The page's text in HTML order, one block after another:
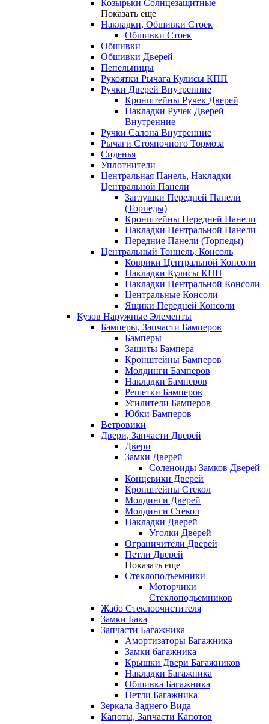
Козырьки Солнцезащитные
Показать еще
Накладки, Обшивки Стоек
Обшивки Стоек
Обшивки
Обшивки Дверей
Пепельницы
Рукоятки Рычага Кулисы КПП
Ручки Дверей Внутренние
Кронштейны Ручек Дверей
Накладки Ручек Дверей
Внутренние
Ручки Салона Внутренние
Рычаги Стояночного Тормоза
Сиденья
Уплотнители
Центральная Панель, Накладки
Центральной Панели
Заглушки Передней Панели
(Торпеды)
Кронштейны Передней Панели
Накладки Центральной Панели
Передние Панели (Торпеды)
Центральный Тоннель, Консоль
Коврики Центральной Консоли
Накладки Кулисы КПП
Накладки Центральной Консоли
Центральные Консоли
Ящики Передней Консоли
Кузов Наружные Элементы
Бамперы, Запчасти Бамперов
Бамперы
Защиты Бампера
Кронштейны Бамперов
Молдинги Бамперов
Накладки Бамперов
Решетки Бамперов
Усилители Бамперов
Юбки Бамперов
Ветровики
Двери, Запчасти Дверей
Двери
Замки Дверей
Соленоиды Замков Дверей
Концевики Дверей
Кронштейны Стекол
Молдинги Дверей
Молдинги Стекол
Накладки Дверей
Уголки Дверей
Ограничители Дверей
Петли Дверей
Показать еще
Стеклоподъемники
Моторчики
Стеклоподьемников
Жабо Стеклоочистителя
Замки Бака
Запчасти Багажника
Амортизаторы Багажника
Замки багажника
Крышки Двери Багажников
Накладки Багажника
Обшивка Багажника
Петли Багажника
Зеркала Заднего Вида
Капоты, Запчасти Капотов